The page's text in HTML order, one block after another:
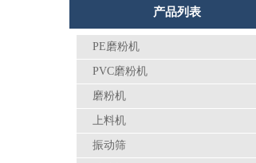
产品列表
PE磨粉机
PVC磨粉机
磨粉机
上料机
振动筛